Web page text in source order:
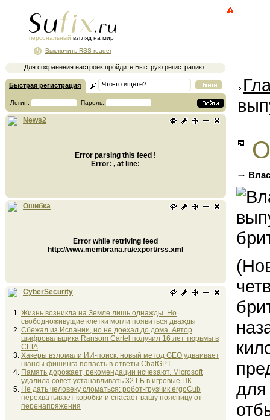
персональный взгляд на мир
Для сохранения настроек пройдите Быструю регистрацию
Выключить RSS-reader
Быстрая регистрация
Логин: Пароль:
News2
Error parsing this feed !
Error: , at line:
Ошибка
Error while retriving feed
http://www.membrana.ru/export/rss.xml
CyberSecurity
Жизнь возникла на Земле лишь однажды. Но
свободноживущие клетки могли появиться дважды
Сбежал из Испании, но не доехал до дома. Автор
шифровальщика Ransom Cartel получил 16 лет тюрьмы в
США
Хакеры взломали ИИ-поиск: новый метод GEO удваивает
шансы фишинга попасть в ответы ChatGPT
Память дорожает, рекомендации исчезают. Microsoft
удалила совет устанавливать 32 ГБ в игровые ПК
Не дать человеку сломаться: робот-грузчик ergoCub
перехватывает коробки и спасает вашу поясницу от
перенапряжения
для